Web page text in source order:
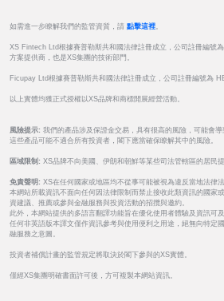
如需進一步瞭解我們的監管資質，請 點擊這裡。
XS Fintech Ltd根據賽普勒斯共和國法律註冊成立，公司註冊編號
方案提供商，也是XS集團的技術部門。
Ficupay Ltd根據賽普勒斯共和國法律註冊成立，公司註冊編號為
以上實體均獲正式授權以XS品牌和商標開展經營活動。
風險提示: 我們的產品涉及保證金交易，具有很高的風險，可能會導
這些產品可能不適合所有投資者，閣下應當確保瞭解其中的風險。
區域限制: XS品牌不向美國、伊朗和朝鮮等某些司法管轄區的居民提
免責聲明: XS在任何國家或地區均不從事可能被視為違反當地法律
本網站所載資訊不面向任何因法律限制而禁止接收此類資訊的國家
資建議、推薦或參與金融服務與投資活動的招攬與邀約。
此外，本網站提供的多語言翻譯功能旨在優化使用者體驗及資訊可及
任何非英語版本譯文僅作資訊參考與使用便利之用途，絕無向特定
融服務之意圖。
投資者補償計畫的監管規定將取決於閣下參與的XS實體。
僅經XS集團明確書面許可後，方可複製本網站資訊。